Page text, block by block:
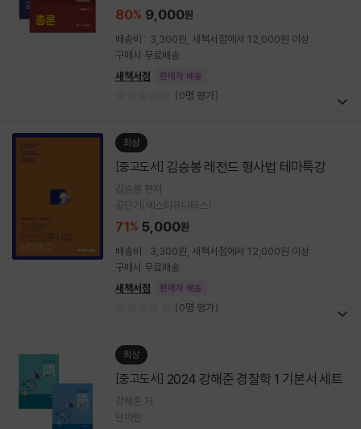
80% 9,000원
배송비 : 3,300원, 새책서점에서 12,000원 이상
구매시 무료배송
새책서점
판매자 배송
(0명 평가)
최상
[중고도서] 김승봉 레전드 형사법 테마특강
김승봉 편저
공단기(에스티유니타스)
71% 5,000원
배송비 : 3,300원, 새책서점에서 12,000원 이상
구매시 무료배송
새책서점
판매자 배송
(0명 평가)
최상
[중고도서] 2024 강해준 경찰학 1 기본서 세트
강해준 저
단아한